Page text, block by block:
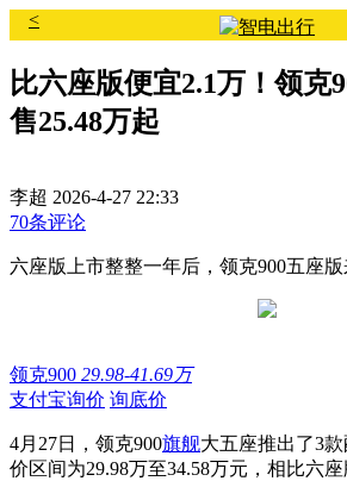
<
比六座版便宜2.1万！领克
售25.48万起
李超 2026-4-27 22:33
70条评论
六座版上市整整一年后，领克900五座版
领克900 29.98-41.69万
支付宝询价 询底价
4月27日，领克900旗舰大五座推出了3款
价区间为29.98万至34.58万元，相比六